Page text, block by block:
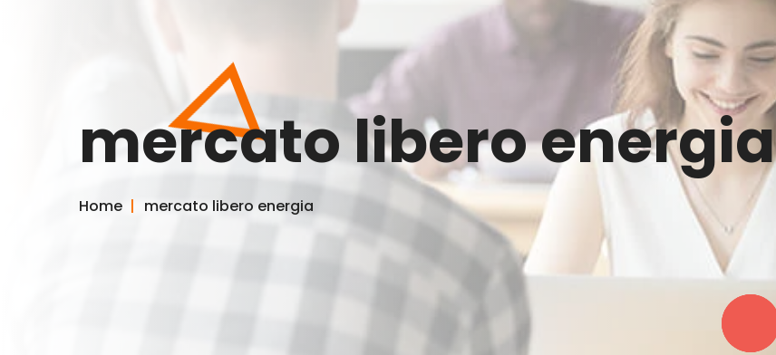
mercato libero energia
Home mercato libero energia